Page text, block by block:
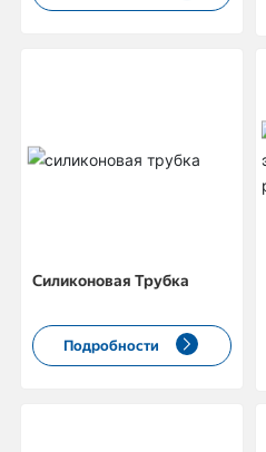
Силиконовая Трубка
Подробности